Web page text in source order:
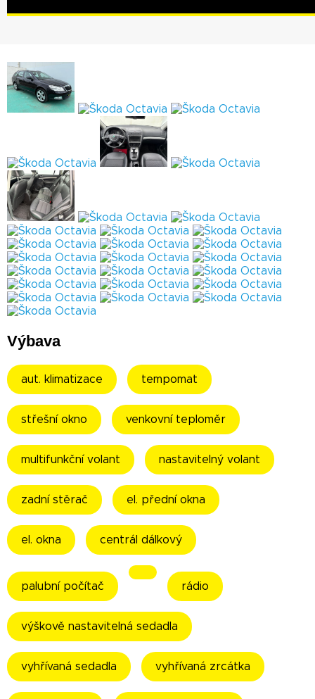
Výbava
aut. klimatizace tempomat
střešní okno venkovní teploměr
multifunkční volant nastavitelný volant
zadní stěrač el. přední okna
el. okna centrál dálkový
palubní počítač rádio
výškově nastavitelná sedadla
vyhřívaná sedadla vyhřívaná zrcátka